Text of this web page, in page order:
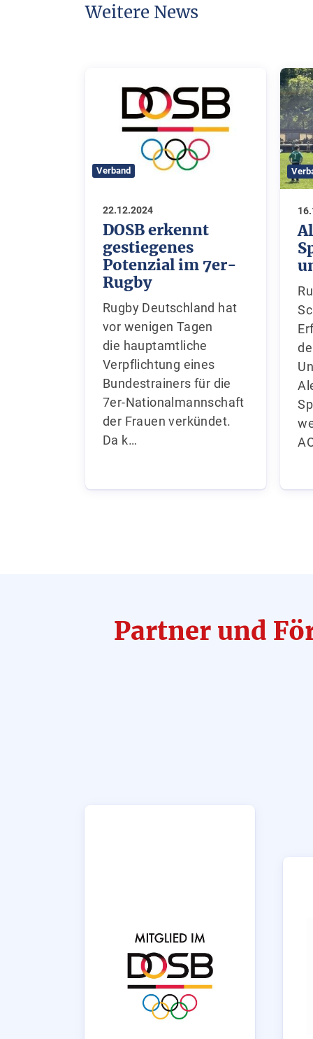
Weitere News
Verband
22.12.2024
DOSB erkennt
gestiegenes
Potenzial im 7er-
Rugby
Rugby Deutschland hat
vor wenigen Tagen
die hauptamtliche
Verpflichtung eines
Bundestrainers für die
7er-Nationalmannschaft
der Frauen verkündet.
Da k…
Partner und